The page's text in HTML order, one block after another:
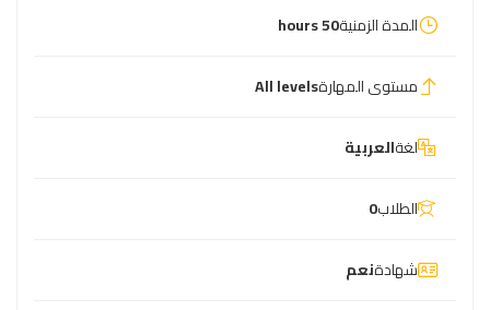
المدة الزمنية50 hours
مستوى المهارةAll levels
لغةالعربية
الطلاب0
شهادةنعم